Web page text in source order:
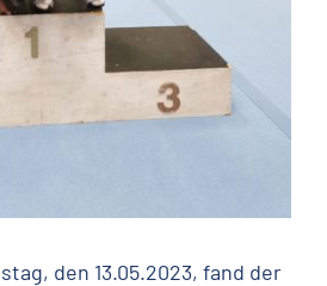
den 13.05.2023, fand der